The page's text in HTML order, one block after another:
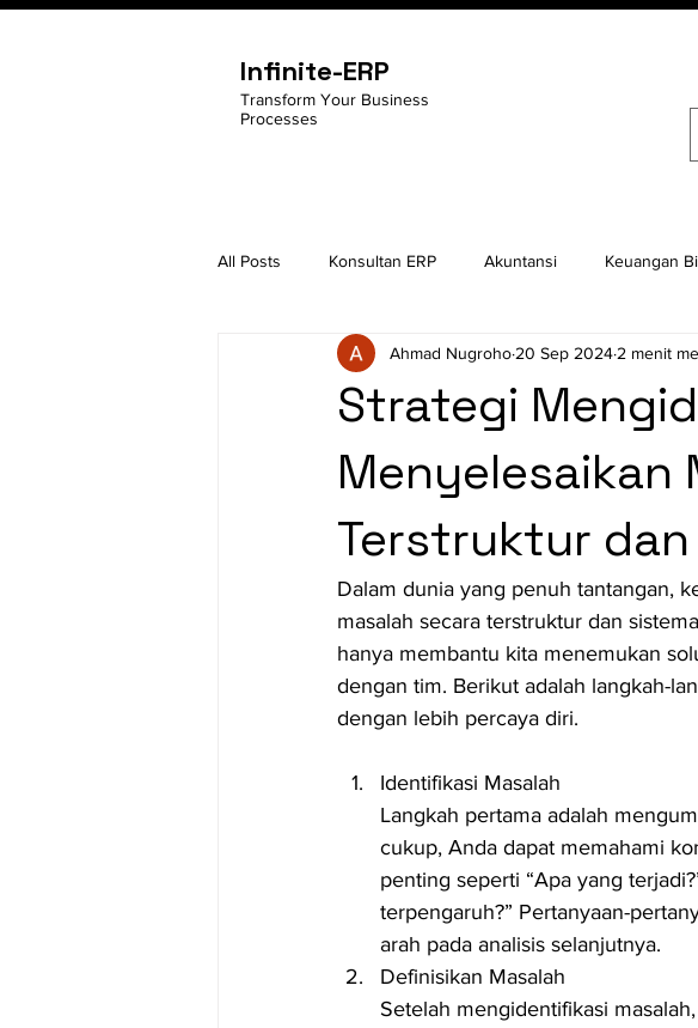
Infinite-ERP
Transform Your Business
Processes
All Posts Konsultan ERP Akuntansi Keuangan
Google Cloud Console Perintah Command Linux
Strategi
Menyelesaikan
Terstruktur
Ahmad Nugroho 20 Sep 2024 2 menit
Dalam dunia yang penuh tantangan,
masalah secara terstruktur dan
hanya membantu kita menemukan
dengan tim. Berikut adalah langkah-
dengan lebih percaya diri.
Identifikasi Masalah
Langkah pertama adalah
cukup, Anda dapat memahami
penting seperti “Apa yang
terpengaruh?” Pertanyaan-
arah pada analisis selanjutnya.
Definisikan Masalah
Setelah mengidentifikasi